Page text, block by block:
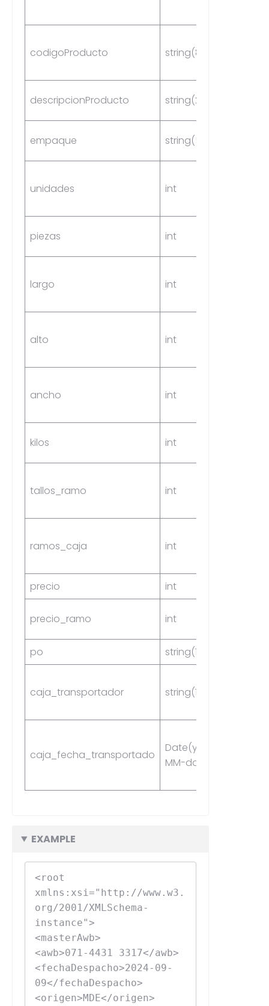
codigoProducto string(8)
descripcionProducto string(250)
empaque string(5)
unidades int
piezas int
largo int
alto int
ancho int
kilos int
tallos_ramo int
ramos_caja int
precio int
precio_ramo int
po string(15)
caja_transportador string(16)
caja_fecha_transportado
Date(yyyy-
MM-dd)
EXAMPLE
<root
xmlns:xsi="http://www.w3.
org/2001/XMLSchema-
instance">
<masterAwb>
<awb>071-4431 3317</awb>
<fechaDespacho>2024-09-
09</fechaDespacho>
<origen>MDE</origen>